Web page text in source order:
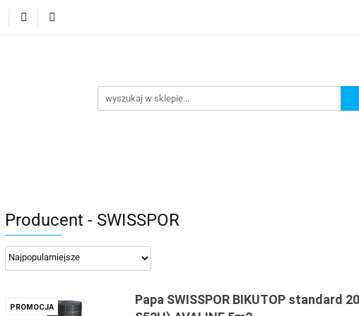
Rolety
Producent - SWISSPOR
PROMOCJA
Papa SWISSPOR BIKUTOP standard